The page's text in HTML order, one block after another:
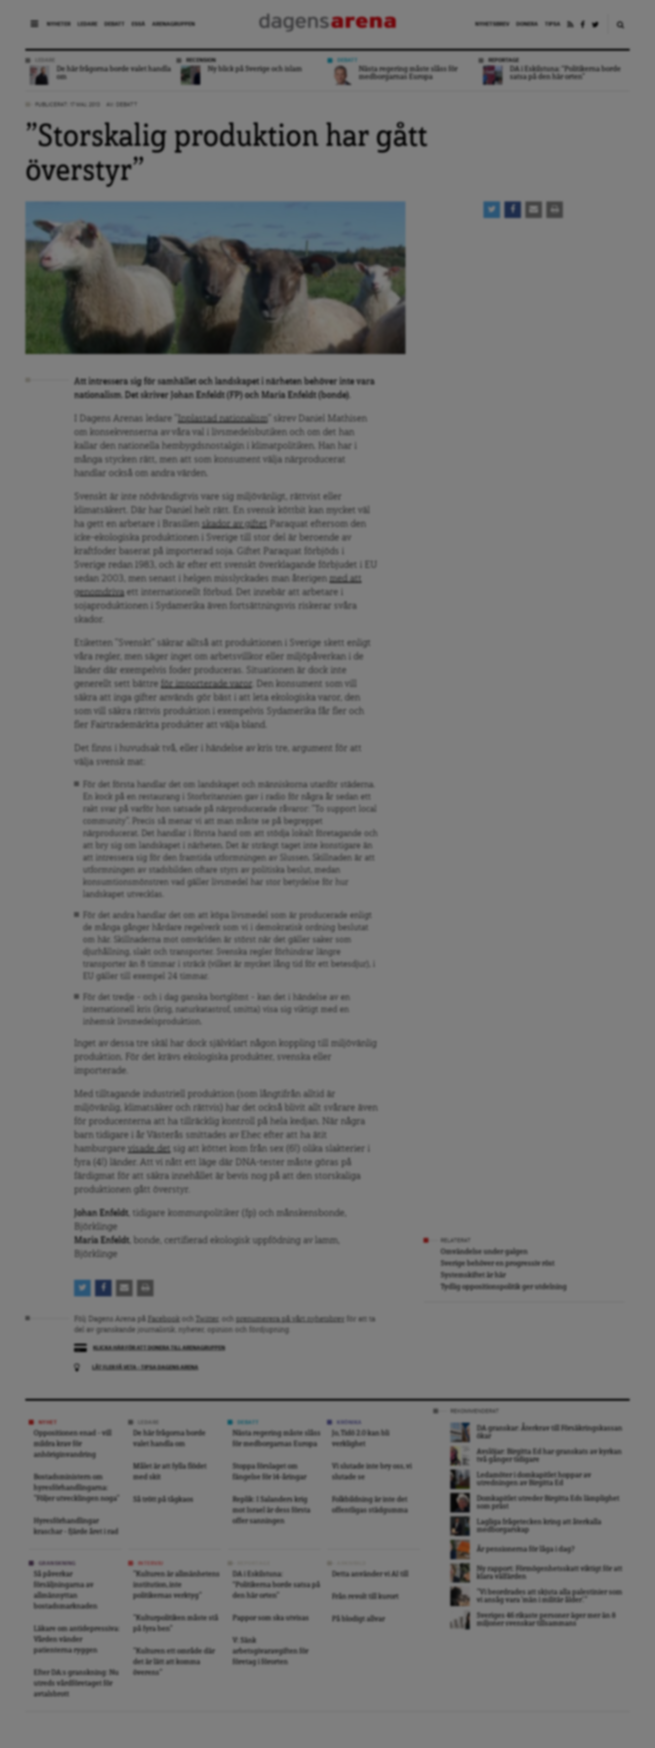
NYHETER LEDARE DEBATT ESSÄ ARENAGRUPPEN NYHETSBREV DONERA TIPSA
De här frågorna borde valet handla
om
RECENSION
Ny blick på Sverige och islam
Nästa regering måste slåss för
medborgarnas Europa
REPORTAGE
DA i Eskilstuna: “Politikerna borde
satsa på den här orten”
”Storskalig produktion har gått
överstyr”
Att intressera sig för samhället och landskapet i närheten behöver inte vara
nationalism. Det skriver Johan Enfeldt (FP) och Maria Enfeldt (bonde).
I Dagens Arenas ledare ” Inplastad nationalism ” skrev Daniel Mathisen
om konsekvenserna av våra val i livsmedelsbutiken och om det han
kallar den nationella hembygdsnostalgin i klimatpolitiken. Han har i
många stycken rätt, men att som konsument välja närproducerat
handlar också om andra värden.
Svenskt är inte nödvändigtvis vare sig miljövänligt, rättvist eller
klimatsäkert. Där har Daniel helt rätt. En svensk köttbit kan mycket väl
ha gett en arbetare i Brasilien skador av giftet Paraquat eftersom den
icke-ekologiska produktionen i Sverige till stor del är beroende av
kraftfoder baserat på importerad soja. Giftet Paraquat förbjöds i
Sverige redan 1983, och är efter ett svenskt överklagande förbjudet i EU
sedan 2003, men senast i helgen misslyckades man återigen med att
genomdriva ett internationellt förbud. Det innebär att arbetare i
sojaproduktionen i Sydamerika även fortsättningsvis riskerar svåra
skador.
Etiketten ”Svenskt” säkrar alltså att produktionen i Sverige skett enligt
våra regler, men säger inget om arbetsvillkor eller miljöpåverkan i de
länder där exempelvis foder produceras. Situationen är dock inte
generellt sett bättre för importerade varor . Den konsument som vill
säkra att inga gifter används gör bäst i att leta ekologiska varor, den
som vill säkra rättvis produktion i exempelvis Sydamerika får fler och
fler Fairtrademärkta produkter att välja bland.
Det finns i huvudsak två, eller i händelse av kris tre, argument för att
välja svensk mat:
För det första handlar det om landskapet och människorna utanför städerna.
En kock på en restaurang i Storbritannien gav i radio för några år sedan ett
rakt svar på varför hon satsade på närproducerade råvaror: ”To support local
community”. Precis så menar vi att man måste se på begreppet
närproducerat. Det handlar i första hand om att stödja lokalt företagande och
att bry sig om landskapet i närheten. Det är strängt taget inte konstigare än
att intressera sig för den framtida utformningen av Slussen. Skillnaden är att
utformningen av stadsbilden oftare styrs av politiska beslut, medan
konsumtionsmönstren vad gäller livsmedel har stor betydelse för hur
landskapet utvecklas.
För det andra handlar det om att köpa livsmedel som är producerade enligt
de många gånger hårdare regelverk som vi i demokratisk ordning beslutat
om här. Skillnaderna mot omvärlden är störst när det gäller saker som
djurhållning, slakt och transporter. Svenska regler förhindrar längre
transporter än 8 timmar i sträck (vilket är mycket lång tid för ett betesdjur), i
EU gäller till exempel 24 timmar.
För det tredje – och i dag ganska bortglömt – kan det i händelse av en
internationell kris (krig, naturkatastrof, smitta) visa sig viktigt med en
inhemsk livsmedelsproduktion.
Inget av dessa tre skäl har dock självklart någon koppling till miljövänlig
produktion. För det krävs ekologiska produkter, svenska eller
importerade.
Med tilltagande industriell produktion (som långtifrån alltid är
miljövänlig, klimatsäker och rättvis) har det också blivit allt svårare även
för producenterna att ha tillräcklig kontroll på hela kedjan. När några
barn tidigare i år Västerås smittades av Ehec efter att ha ätit
hamburgare visade det sig att köttet kom från sex (6!) olika slakterier i
fyra (4!) länder. Att vi nått ett läge där DNA-tester måste göras på
färdigmat för att säkra innehållet är bevis nog på att den storskaliga
produktionen gått överstyr.
Johan Enfeldt , tidigare kommunpolitiker (fp) och månskensbonde,
Björklinge
Maria Enfeldt , bonde, certifierad ekologisk uppfödning av lamm,
Björklinge
Följ Dagens Arena på Facebook Twitter prenumerera på vårt nyhetsbrev
för att ta
del av granskande journalistik, nyheter, opinion och fördjupning.
LÅT FLER FÅ VETA – TIPSA DAGENS ARENA
Omvändelse under galgen
Sverige behöver en progressiv röst
Systemskiftet är här
Tydlig oppositionspolitik ger utdelning
NYHET
Oppositionen enad – vill
mildra krav för
anhöriginvandring
Bostadsministern om
hyresförhandlingarna:
”Följer utvecklingen noga”
Hyresförhandlingar
kraschar – fjärde året i rad
De här frågorna borde
valet handla om
Målet är att fylla flödet
med skit
Så trött på tågkaos
Nästa regering måste slåss
för medborgarnas Europa
Stoppa förslaget om
fängelse för 14-åringar
Replik: I Salanders krig
mot Israel är dess första
offer sanningen
Jo, Tidö 2.0 kan bli
verklighet
Vi slutade inte bry oss, vi
slutade se
Folkbildning är inte det
offentligas städgumma
Så påverkar
försäljningarna av
allmännyttan
bostadsmarknaden
Läkare om antidepressiva:
Vården vänder
patienterna ryggen
Efter DA:s granskning: Nu
utreds vårdföretaget för
avtalsbrott
”Kulturen är allmänhetens
institution, inte
politikernas verktyg”
”Kulturpolitiken måste stå
på fyra ben”
”Kulturen ett område där
det är lätt att komma
överens”
DA i Eskilstuna:
“Politikerna borde satsa på
den här orten”
Pappor som ska utvisas
V: Sänk
arbetsgivaravgiften för
företag i förorten
Detta använder vi AI till
Från revolt till kurort
På blodigt allvar
DA granskar: Återkrav till Försäkringskassan
ökar
Avslöjar: Birgitta Ed har granskats av kyrkan
två gånger tidigare
Ledamöter i domkapitlet hoppar av
utredningen av Birgitta Ed
Domkapitlet utreder Birgitta Eds lämplighet
som präst
Lagliga frågetecken kring att återkalla
medborgarskap
Är pensionerna för låga i dag?
Ny rapport: Förmögenhetsskatt viktigt för att
klara välfärden
”Vi beordrades att skjuta alla palestinier som
vi ansåg vara ’män i militär ålder’. ”
Sveriges 46 rikaste personer äger mer än 8
miljoner svenskar tillsammans